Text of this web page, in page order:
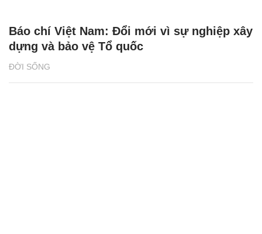
ĐỜI SỐNG
Báo chí Việt Nam: Đổi mới vì sự nghiệp xây
dựng và bảo vệ Tổ quốc